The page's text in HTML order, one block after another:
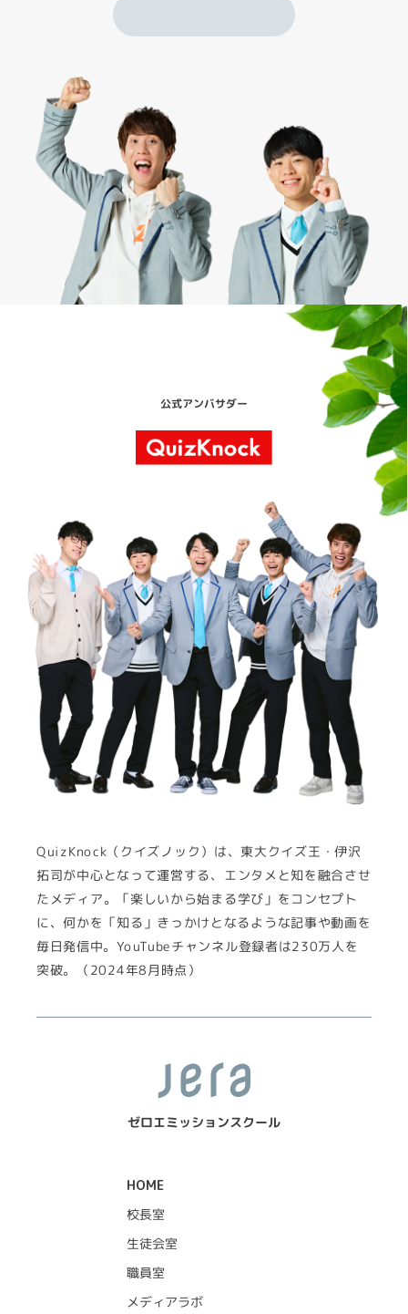
公式アンバサダー
QuizKnock（クイズノック）は、東大クイズ王・伊沢
拓司が中心となって運営する、エンタメと知を融合させ
たメディア。「楽しいから始まる学び」をコンセプト
に、何かを「知る」きっかけとなるような記事や動画を
毎日発信中。YouTubeチャンネル登録者は230万人を
突破。（2024年8月時点）
ゼロエミッションスクール
HOME
校長室
生徒会室
職員室
メディアラボ